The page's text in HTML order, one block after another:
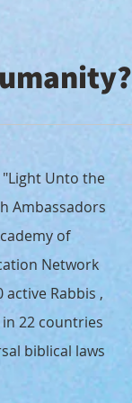
Unto the
Ambassadors
of
Network
Rabbis ,
22 countries
biblical laws